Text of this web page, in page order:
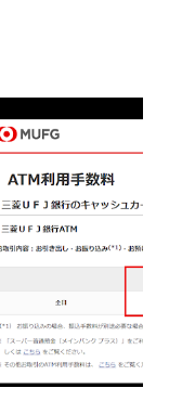
打印后
姓名 在指定的「収
纸 可以是 两张或多
年 4 月 1 日以
备回邮用【レター
ト（430 日元）
制） 回邮用 レター
住址 或 公司地址 不
只写「レターパッ